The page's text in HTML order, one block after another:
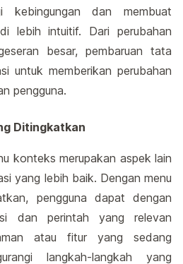
kebingungan dan membuat
lebih intuitif. Dari perubahan
besar, pembaruan tata
untuk memberikan perubahan
pengguna.
Ditingkatkan
konteks merupakan aspek lain
yang lebih baik. Dengan menu
pengguna dapat dengan
dan perintah yang relevan
atau fitur yang sedang
langkah-langkah yang